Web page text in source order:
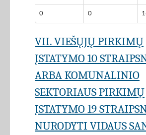
0 0
VII. VIEŠŲJŲ PIRKIMŲ
ĮSTATYMO 10
ARBA KOMUNALINIO
SEKTORIAUS PIRKIMŲ
ĮSTATYMO 19
NURODYTI VIDAUS